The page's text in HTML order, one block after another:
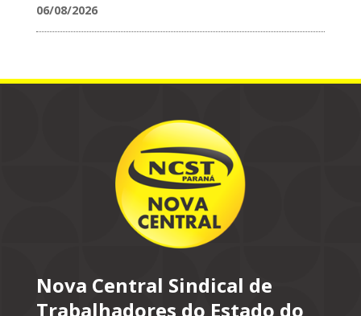
06/08/2026
Nova Central Sindical de
Trabalhadores do Estado do